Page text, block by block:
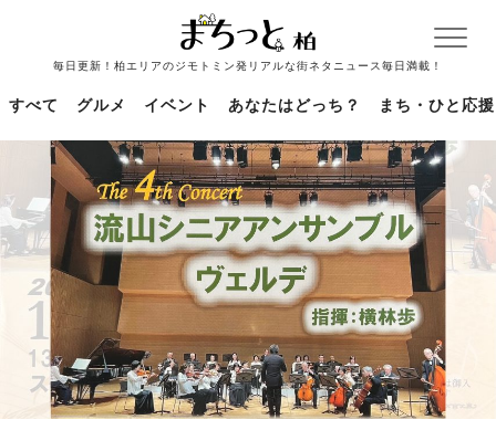
毎日更新！柏エリアのジモトミン発リアルな街ネタニュース毎日満載！
すべて グルメ イベント あなたはどっち？ まち・ひと応援